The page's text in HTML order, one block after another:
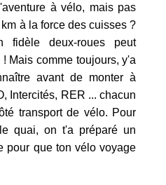
à vélo, mais pas
à la force des cuisses ?
fidèle deux-roues peut
Mais comme toujours, y'a
avant de monter à
Intercités, RER ... chacun
transport de vélo. Pour
quai, on t'a préparé un
pour que ton vélo voyage